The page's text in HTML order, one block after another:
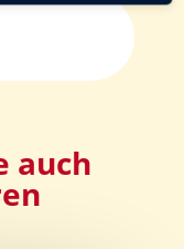
auch